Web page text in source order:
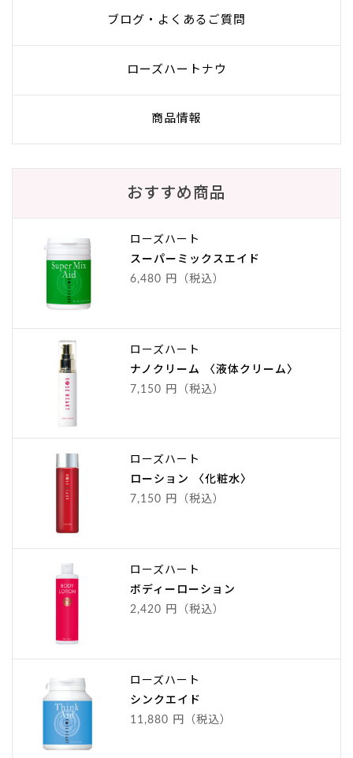
ブログ・よくあるご質問
ローズハートナウ
商品情報
おすすめ商品
ローズハート
スーパーミックスエイド
6,480 円（税込）
ローズハート
ナノクリーム 〈液体クリーム〉
7,150 円（税込）
ローズハート
ローション 〈化粧水〉
7,150 円（税込）
ローズハート
ボディーローション
2,420 円（税込）
ローズハート
シンクエイド
11,880 円（税込）